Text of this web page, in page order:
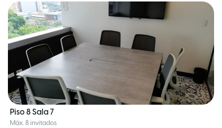
Piso 8 Sala 7
Máx. 8 invitados